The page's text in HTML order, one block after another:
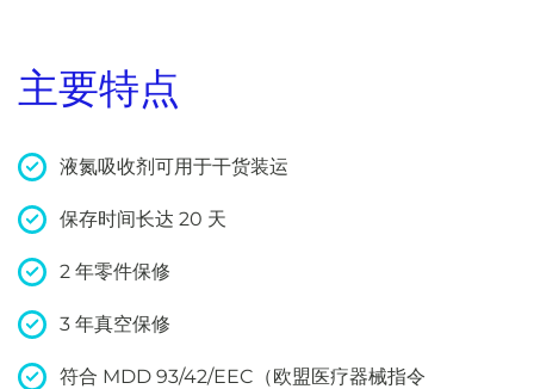
主要特点
液氮吸收剂可用于干货装运
保存时间长达 20 天
2 年零件保修
3 年真空保修
符合 MDD 93/42/EEC（欧盟医疗器械指令